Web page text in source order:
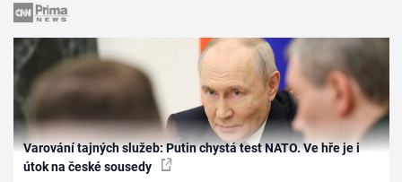
Varování tajných služeb: Putin chystá test NATO. Ve hře je i
útok na české sousedy